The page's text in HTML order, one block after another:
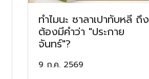
ทำไมนะ ซาลาเปาทับหลี ถึง
ต้องมีคำว่า "ประกาย
จันทร์"?
9 ก.ค. 2569